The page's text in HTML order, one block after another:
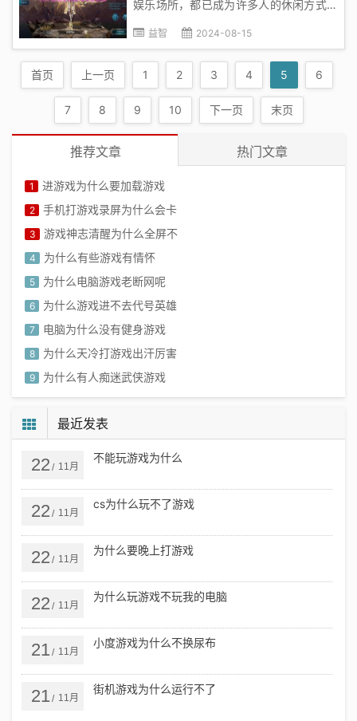
娱乐场所，都已成为许多人的休闲方式之
一。然而，晚上玩游戏时却常常遇到一个
玩家的游戏体验，还可能让人陷入无尽的
疑惑和困扰。本文将深入探讨这个问题，
揭示其背后的原因，并给出一些应对策...
益智 2024-08-15
首页 上一页 1 2 3 4 5 6
7 8 9 10 下一页 末页
推荐文章 热门文章
1 进游戏为什么要加载游戏
2 手机打游戏录屏为什么会卡
3 游戏神志清醒为什么全屏不
4 为什么有些游戏有情怀
5 为什么电脑游戏老断网呢
6 为什么游戏进不去代号英雄
7 电脑为什么没有健身游戏
8 为什么天冷打游戏出汗厉害
9 为什么有人痴迷武侠游戏
10 为什么孩子爱玩打架游戏
最近发表
22 / 11月
不能玩游戏为什么
22 / 11月
cs为什么玩不了游戏
22 / 11月
为什么要晚上打游戏
22 / 11月
为什么玩游戏不玩我的电脑
21 / 11月
小度游戏为什么不换尿布
21 / 11月
街机游戏为什么运行不了